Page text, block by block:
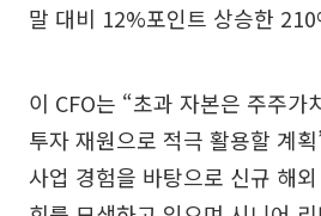
말 대비 12%포인트 상승한
이 CFO는 “초과 자본은 주주가
투자 재원으로 적극 활용할 계
사업 경험을 바탕으로 신규 해